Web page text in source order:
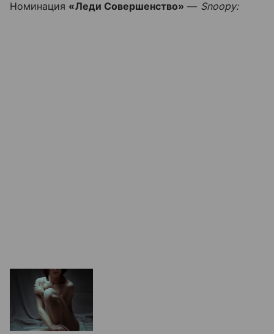
Номинация «Леди Совершенство» — Snoopy: